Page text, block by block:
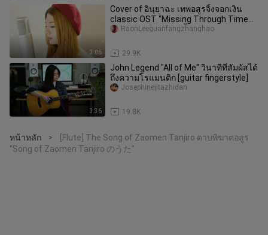
3:06
Cover of อินุยาฉะ เทพอสูรจิ้งจอกเงิน
classic OST "Missing Through Time
and Space" ฟังแล้วน้ำตาไหล!
29.9K
RaonLeeguanfangzhanghao
3:36
John Legend "All of Me" วินาทีที่สัมผัสได้
ถึงความโรแมนติก [guitar fingerstyle]
19.8K
Josephinejitazhidan
หน้าหลัก >
[Flute] The Song of Zaomen Tanjiro ดาบพิฆาตอสูร
"Song of Zaomen Tanjiro のうた"